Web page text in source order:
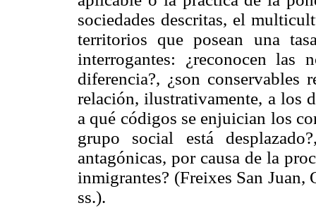
sociedades descritas, el
territorios que posean una
interrogantes: ¿reconocen las
diferencia?, ¿son conservables
relación, ilustrativamente, a los
a qué códigos se enjuician los
grupo social está
antagónicas, por causa de la
inmigrantes? (Freixes San
ss.).